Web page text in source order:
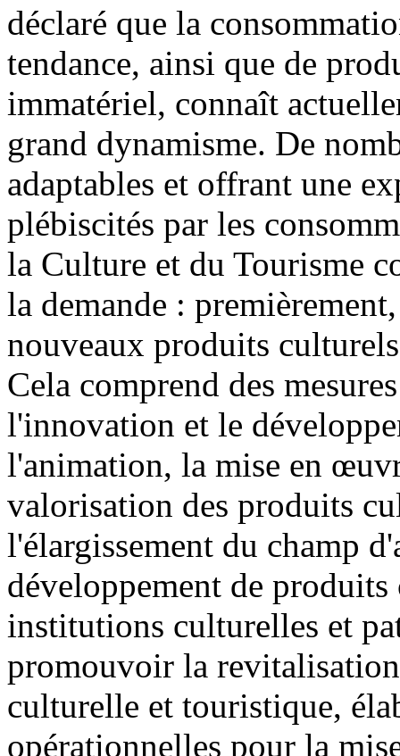
déclaré que la
tendance, ainsi que de
immatériel, connaît
grand dynamisme. De
adaptables et offrant une
plébiscités par les
la Culture et du Tourisme
la demande :
nouveaux produits
Cela comprend des
l'innovation et le
l'animation, la mise en
valorisation des produits
l'élargissement du champ
développement de
institutions culturelles et
promouvoir la
culturelle et touristique,
opérationnelles pour la